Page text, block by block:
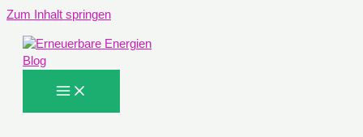
Zum Inhalt springen